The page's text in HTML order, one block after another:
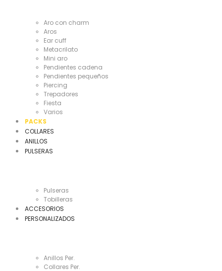
Aro con charm
Aros
Ear cuff
Metacrilato
Mini aro
Pendientes cadena
Pendientes pequeños
Piercing
Trepadores
Fiesta
Varios
PACKS
COLLARES
ANILLOS
PULSERAS
Pulseras
Tobilleras
ACCESORIOS
PERSONALIZADOS
Anillos Per.
Collares Per.